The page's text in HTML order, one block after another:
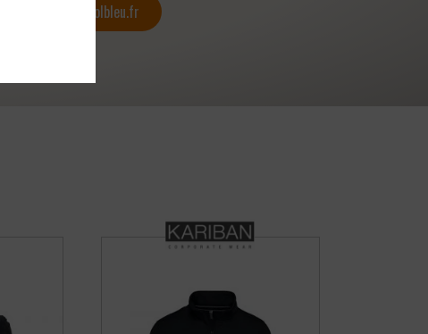
contact@colbleu.fr